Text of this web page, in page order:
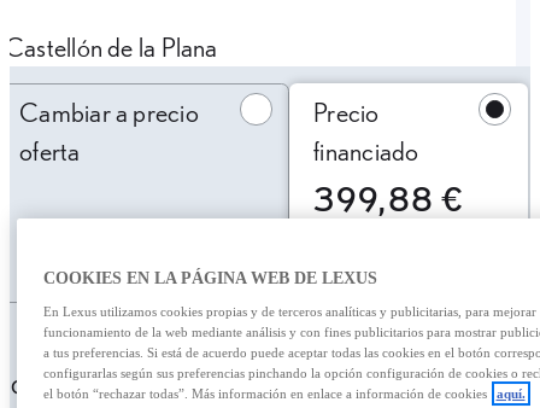
Castellón de la Plana
Cambiar a precio
oferta
25.500,00 €
Precio
financiado
399,88 €
Personalizar financiación
€ /mes49 mesesEntrada: 5100,00 €
COOKIES EN LA PÁGINA WEB DE LEXUS
En Lexus utilizamos cookies propias y de terceros analíticas y publicitarias, para mejorar
funcionamiento de la web mediante análisis y con fines publicitarios para mostrar
a tus preferencias. Si está de acuerdo puede aceptar todas las cookies en el botón
configurarlas según sus preferencias pinchando la opción configuración de cookies o
el botón “rechazar todas”. Más información en enlace a información de cookies aquí.